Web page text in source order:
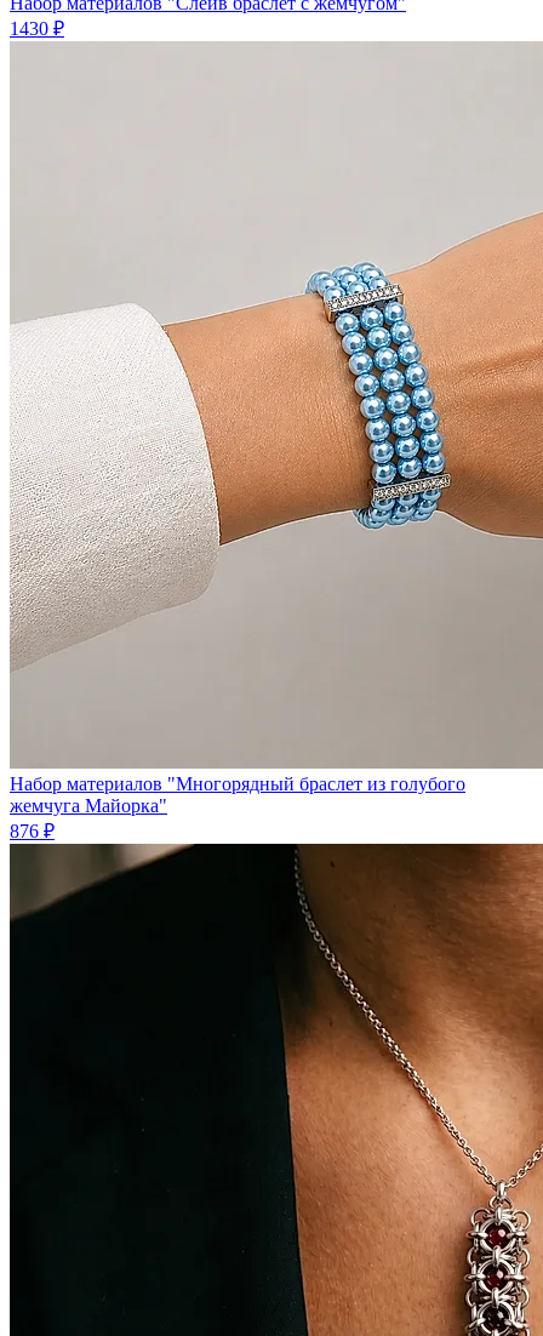
1430 ₽
Набор материалов "Многорядный браслет из голубого
жемчуга Майорка"
876 ₽